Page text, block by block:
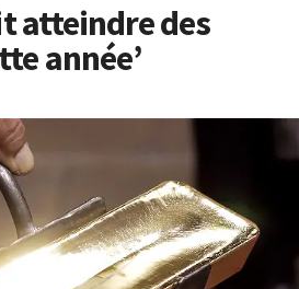
atteindre des
année’